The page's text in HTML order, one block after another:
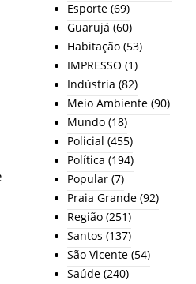
Esporte (69)
Guarujá (60)
Habitação (53)
IMPRESSO (1)
Indústria (82)
Meio Ambiente (90)
Mundo (18)
Policial (455)
Política (194)
Popular (7)
Praia Grande (92)
Região (251)
Santos (137)
São Vicente (54)
Saúde (240)